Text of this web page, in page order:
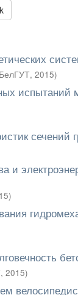
БелГУТ, 2015)
испытаний
сечений
и
)
, 2015)